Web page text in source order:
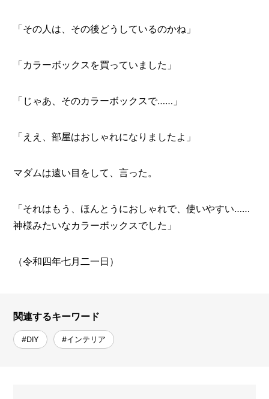
「その人は、その後どうしているのかね」
「カラーボックスを買っていました」
「じゃあ、そのカラーボックスで……」
「ええ、部屋はおしゃれになりましたよ」
マダムは遠い目をして、言った。
「それはもう、ほんとうにおしゃれで、使いやすい……
神様みたいなカラーボックスでした」
（令和四年七月二一日）
関連するキーワード
#DIY #インテリア